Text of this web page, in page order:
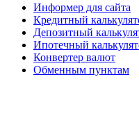
Информер для сайта
Кредитный
Депозитный
Ипотечный
Конвертер валют
Обменным пунктам